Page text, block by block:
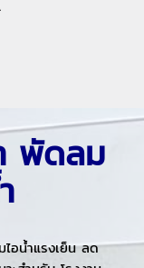
พัดลม
อน้ำแรงเย็น ลด